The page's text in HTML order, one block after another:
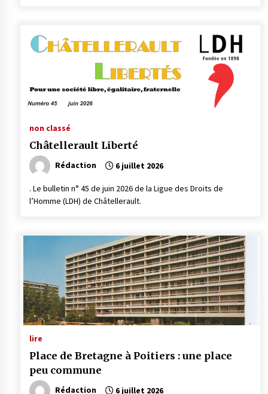
non classé
Châtellerault Liberté
Rédaction 6 juillet 2026
. Le bulletin n° 45 de juin 2026 de la Ligue des Droits de
l’Homme (LDH) de Châtellerault.
lire
Place de Bretagne à Poitiers : une place
peu commune
Rédaction 6 juillet 2026